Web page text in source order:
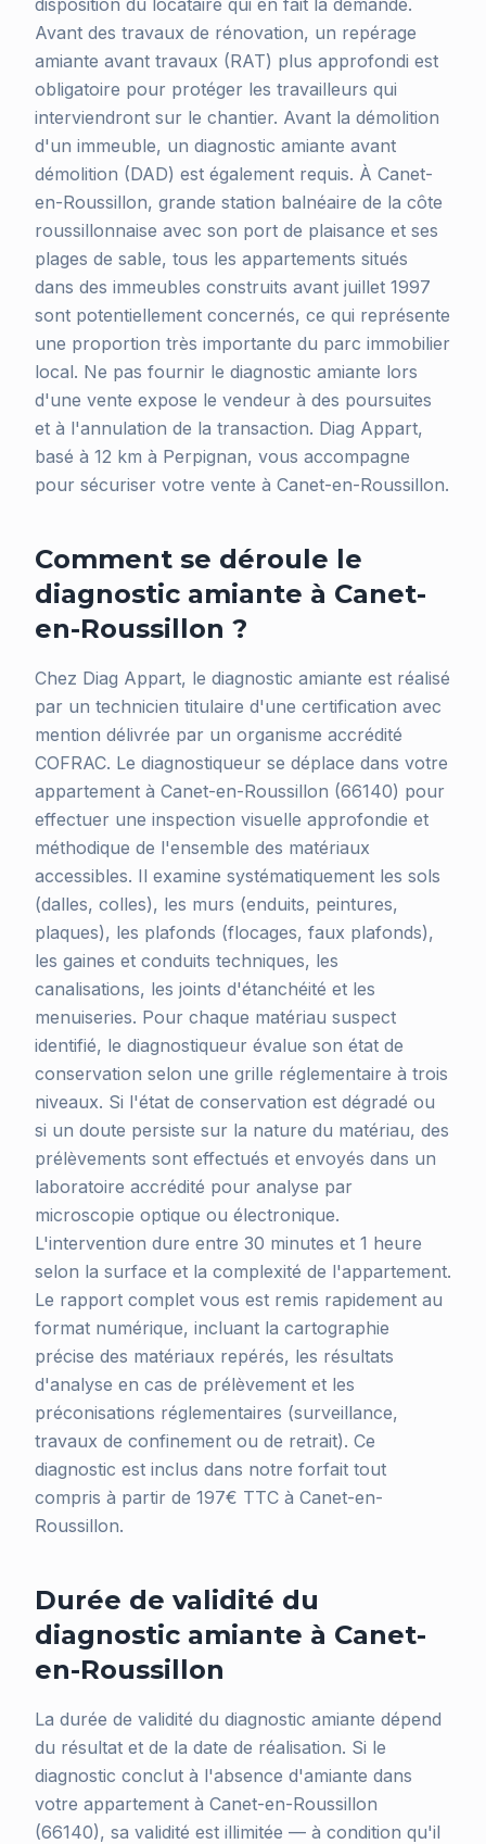
disposition du locataire qui en fait la demande.
Avant des travaux de rénovation, un repérage
amiante avant travaux (RAT) plus approfondi est
obligatoire pour protéger les travailleurs qui
interviendront sur le chantier. Avant la démolition
d'un immeuble, un diagnostic amiante avant
démolition (DAD) est également requis. À Canet-
en-Roussillon, grande station balnéaire de la côte
roussillonnaise avec son port de plaisance et ses
plages de sable, tous les appartements situés
dans des immeubles construits avant juillet 1997
sont potentiellement concernés, ce qui représente
une proportion très importante du parc immobilier
local. Ne pas fournir le diagnostic amiante lors
d'une vente expose le vendeur à des poursuites
et à l'annulation de la transaction. Diag Appart,
basé à 12 km à Perpignan, vous accompagne
pour sécuriser votre vente à Canet-en-Roussillon.
Comment se déroule le
diagnostic amiante à Canet-
en-Roussillon ?
Chez Diag Appart, le diagnostic amiante est réalisé
par un technicien titulaire d'une certification avec
mention délivrée par un organisme accrédité
COFRAC. Le diagnostiqueur se déplace dans votre
appartement à Canet-en-Roussillon (66140) pour
effectuer une inspection visuelle approfondie et
méthodique de l'ensemble des matériaux
accessibles. Il examine systématiquement les sols
(dalles, colles), les murs (enduits, peintures,
plaques), les plafonds (flocages, faux plafonds),
les gaines et conduits techniques, les
canalisations, les joints d'étanchéité et les
menuiseries. Pour chaque matériau suspect
identifié, le diagnostiqueur évalue son état de
conservation selon une grille réglementaire à trois
niveaux. Si l'état de conservation est dégradé ou
si un doute persiste sur la nature du matériau, des
prélèvements sont effectués et envoyés dans un
laboratoire accrédité pour analyse par
microscopie optique ou électronique.
L'intervention dure entre 30 minutes et 1 heure
selon la surface et la complexité de l'appartement.
Le rapport complet vous est remis rapidement au
format numérique, incluant la cartographie
précise des matériaux repérés, les résultats
d'analyse en cas de prélèvement et les
préconisations réglementaires (surveillance,
travaux de confinement ou de retrait). Ce
diagnostic est inclus dans notre forfait tout
compris à partir de 197€ TTC à Canet-en-
Roussillon.
Durée de validité du
diagnostic amiante à Canet-
en-Roussillon
La durée de validité du diagnostic amiante dépend
du résultat et de la date de réalisation. Si le
diagnostic conclut à l'absence d'amiante dans
votre appartement à Canet-en-Roussillon
(66140), sa validité est illimitée — à condition qu'il